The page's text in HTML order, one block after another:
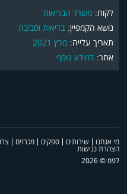
לקוח: משרד הבריאות
נושא הקמפיין: בריאות וסביבה
תאריך עלייה: מרץ 2021
אתר: למידע נוסף
מי אנחנו שירותים ספקים מכרזים
הצהרת נגישות
לפמ © 2026